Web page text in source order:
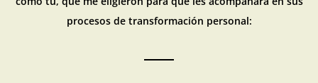
procesos de transformación personal: